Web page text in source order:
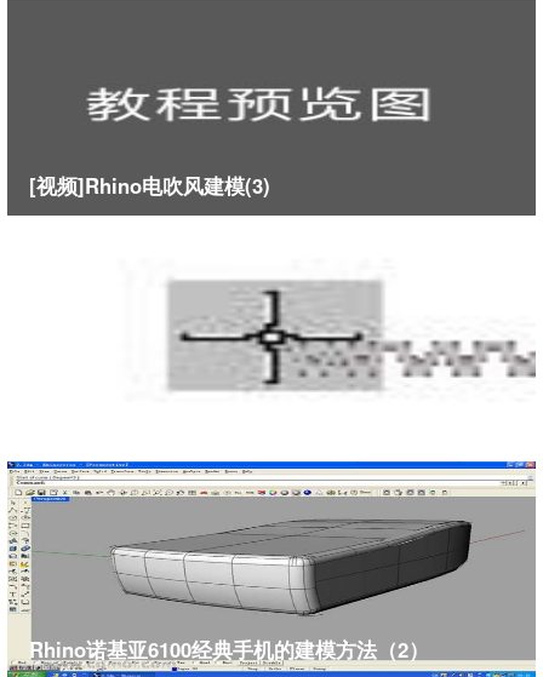
[视频]Rhino电吹风建模(3)
Rhino诺基亚6100经典手机的建模方法（2）